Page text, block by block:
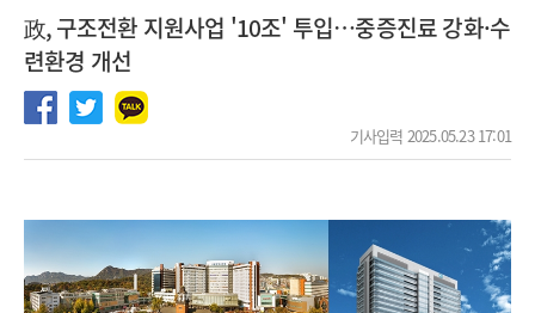
政, 구조전환 지원사업 '10조' 투입…중증진료 강화·수
련환경 개선
기사입력 2025.05.23 17:01